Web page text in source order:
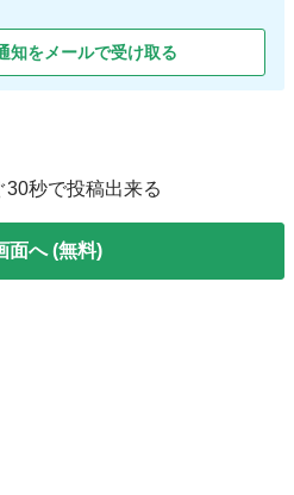
知をメールで受け取る
30秒で投稿出来る
面へ (無料)